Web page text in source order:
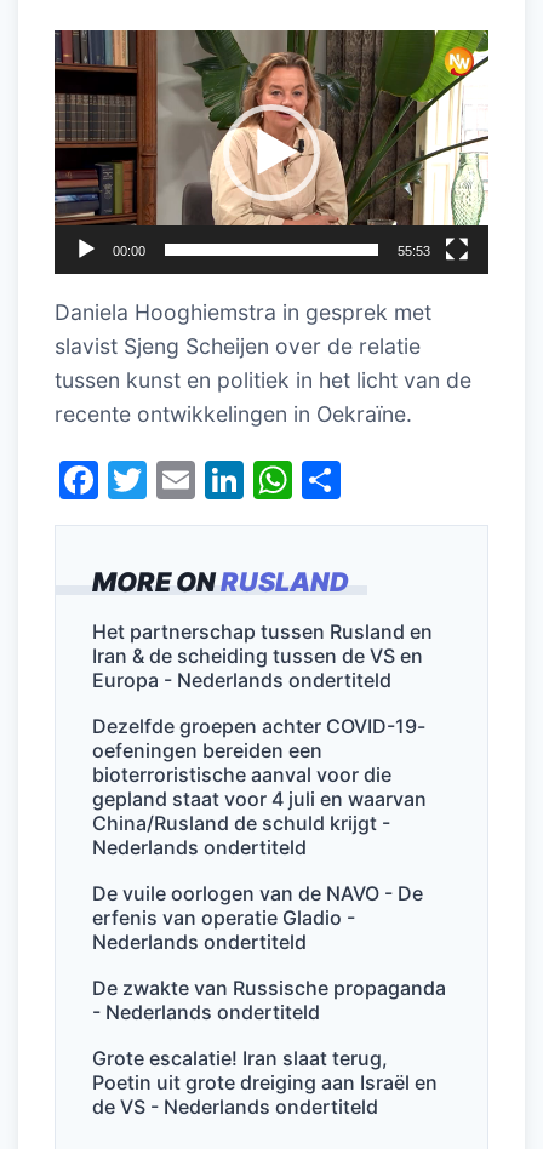
MORE ONRUSLAND
Het partnerschap tussen Rusland en
Iran & de scheiding tussen de VS en
Europa - Nederlands ondertiteld
Dezelfde groepen achter COVID-19-
oefeningen bereiden een
bioterroristische aanval voor die
gepland staat voor 4 juli en waarvan
China/Rusland de schuld krijgt -
Nederlands ondertiteld
De vuile oorlogen van de NAVO - De
erfenis van operatie Gladio -
Nederlands ondertiteld
De zwakte van Russische propaganda
- Nederlands ondertiteld
Grote escalatie! Iran slaat terug,
Poetin uit grote dreiging aan Israël en
de VS - Nederlands ondertiteld
Videospeler
00:00 55:53
Daniela Hooghiemstra in gesprek met
slavist Sjeng Scheijen over de relatie
tussen kunst en politiek in het licht van de
recente ontwikkelingen in Oekraïne.
F
a
e
b
o
o
k
T
w
er
E
m
l
Li
n
e
dI
n
W
h
s
A
p
p
el
n